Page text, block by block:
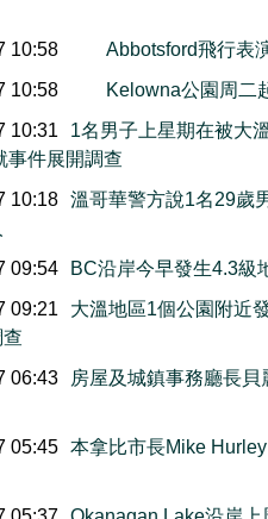
10:58
Abbotsford飛行
10:58
Kelowna公園周
10:31
1名男子上星期在被大
事件展開調查
10:18
溫哥華警方說1名29歲
09:54
BC沿岸今早發生4.3級
09:21
大溫地區1個公園附近
06:43
房屋及城鎮事務廳長
05:45
本拿比市長Mike